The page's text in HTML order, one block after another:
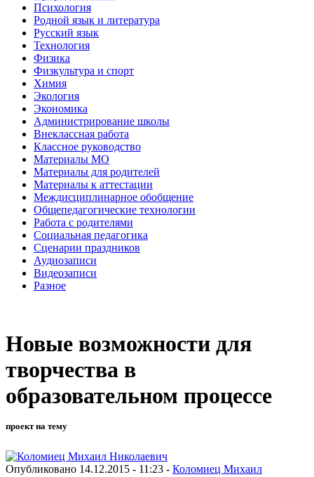
Психология
Родной язык и литература
Русский язык
Технология
Физика
Физкультура и спорт
Химия
Экология
Экономика
Администрирование школы
Внеклассная работа
Классное руководство
Материалы МО
Материалы для родителей
Материалы к аттестации
Междисциплинарное обобщение
Общепедагогические технологии
Работа с родителями
Социальная педагогика
Сценарии праздников
Аудиозаписи
Видеозаписи
Разное
Новые возможности для
творчества в
образовательном процессе
проект на тему
Опубликовано 14.12.2015 - 11:23 - Коломиец Михаил